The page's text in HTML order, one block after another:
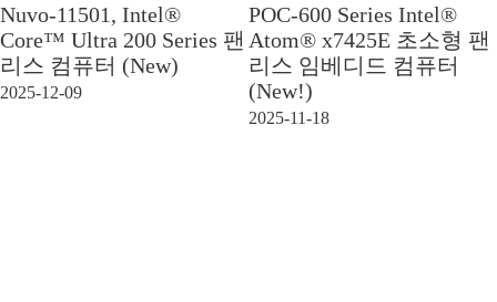
Nuvo-11501, Intel®
Core™ Ultra 200 Series 팬
리스 컴퓨터 (New)
2025-12-09
POC-600 Series Intel®
Atom® x7425E 초소형 팬
리스 임베디드 컴퓨터
(New!)
2025-11-18